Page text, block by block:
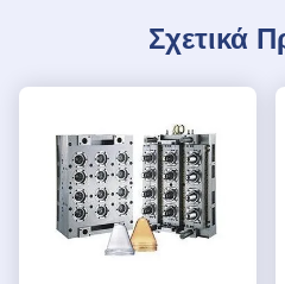
Σχετικά